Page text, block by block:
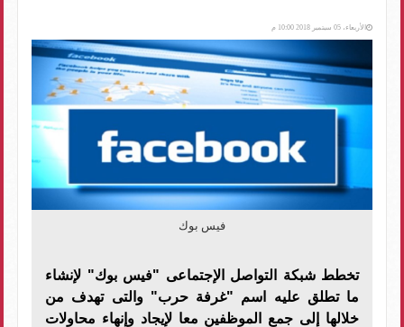
الأربعاء، 05 سبتمبر 2018 10:00 م
فيس بوك
تخطط شبكة التواصل الإجتماعى "فيس بوك" لإنشاء
ما تطلق عليه اسم "غرفة حرب" والتى تهدف من
خلالها إلى جمع الموظفين معا لإيجاد وإنهاء محاولات